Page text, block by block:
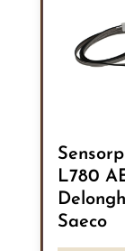
L780
Saeco